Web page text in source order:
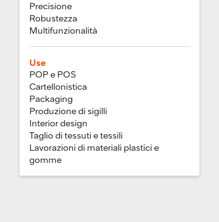
Precisione
Robustezza
Multifunzionalità
Use
POP e POS
Cartellonistica
Packaging
Produzione di sigilli
Interior design
Taglio di tessuti e tessili
Lavorazioni di materiali plastici e
gomme